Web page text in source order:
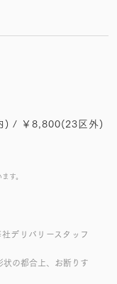
す。
デリバリースタッフ
の都合上、お断りす
) / ￥8,800(23区外)